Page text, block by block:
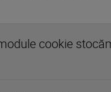
cookie